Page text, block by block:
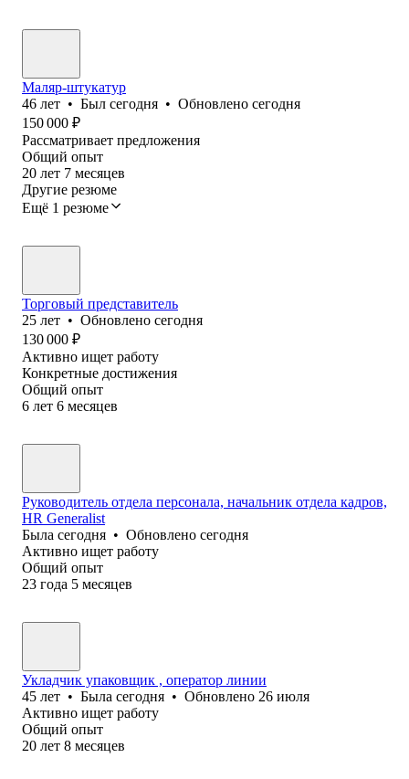
Маляр-штукатур
46 лет • Был сегодня • Обновлено сегодня
150 000 ₽
Рассматривает предложения
Общий опыт
20 лет 7 месяцев
Другие резюме
Ещё 1 резюме
Торговый представитель
25 лет • Обновлено сегодня
130 000 ₽
Активно ищет работу
Конкретные достижения
Общий опыт
6 лет 6 месяцев
Руководитель отдела персонала, начальник отдела кадров,
HR Generalist
Была сегодня • Обновлено сегодня
Активно ищет работу
Общий опыт
23 года 5 месяцев
Укладчик упаковщик , оператор линии
45 лет • Была сегодня • Обновлено 26 июля
Активно ищет работу
Общий опыт
20 лет 8 месяцев